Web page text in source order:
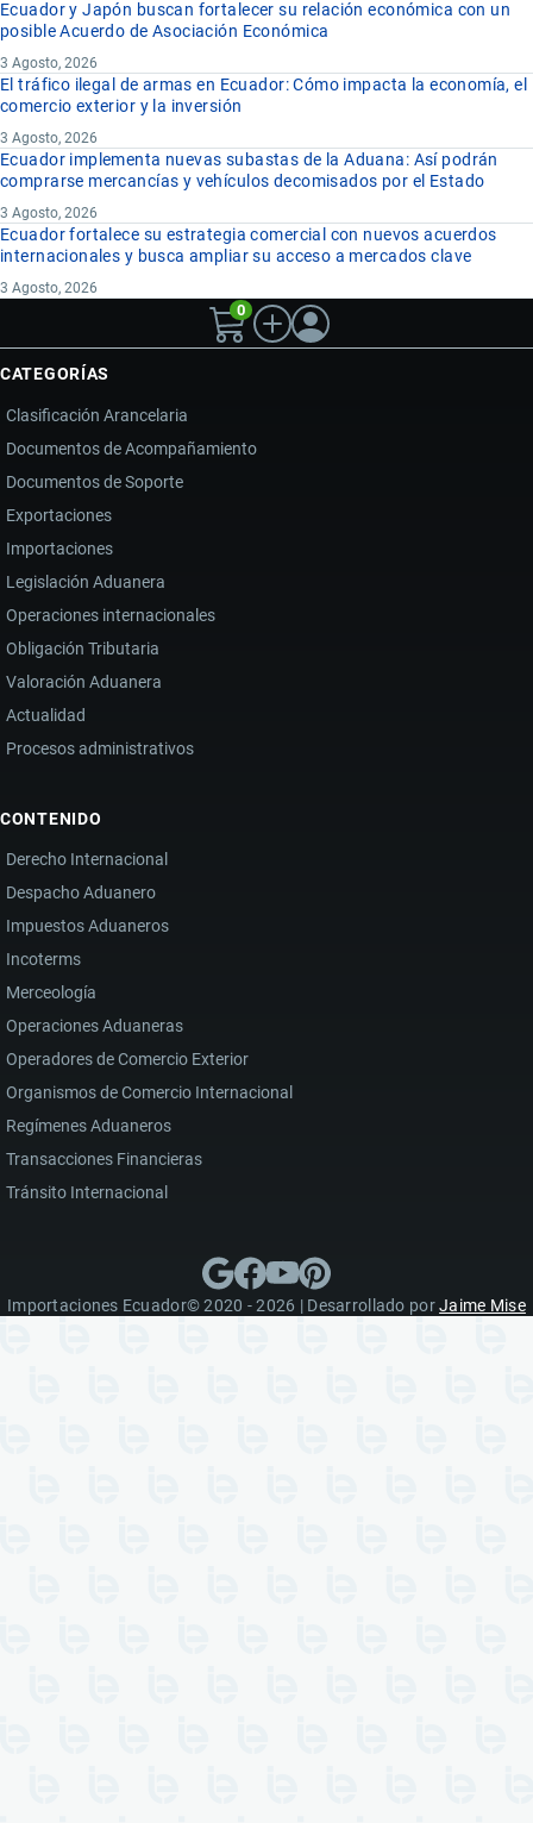
Ecuador y Japón buscan fortalecer su relación económica con un
posible Acuerdo de Asociación Económica
3 Agosto, 2026
El tráfico ilegal de armas en Ecuador: Cómo impacta la economía, el
comercio exterior y la inversión
3 Agosto, 2026
Ecuador implementa nuevas subastas de la Aduana: Así podrán
comprarse mercancías y vehículos decomisados por el Estado
3 Agosto, 2026
Ecuador fortalece su estrategia comercial con nuevos acuerdos
internacionales y busca ampliar su acceso a mercados clave
3 Agosto, 2026
0
CATEGORÍAS
Clasificación Arancelaria
Documentos de Acompañamiento
Documentos de Soporte
Exportaciones
Importaciones
Legislación Aduanera
Operaciones internacionales
Obligación Tributaria
Valoración Aduanera
Actualidad
Procesos administrativos
CONTENIDO
Derecho Internacional
Despacho Aduanero
Impuestos Aduaneros
Incoterms
Merceología
Operaciones Aduaneras
Operadores de Comercio Exterior
Organismos de Comercio Internacional
Regímenes Aduaneros
Transacciones Financieras
Tránsito Internacional
Importaciones Ecuador© 2020 - 2026 | Desarrollado porJaime Mise